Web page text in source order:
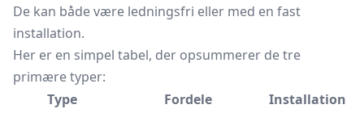
De kan både være ledningsfri eller med en fast
installation.
Her er en simpel tabel, der opsummerer de tre
primære typer:
Type
Fordele
Installation